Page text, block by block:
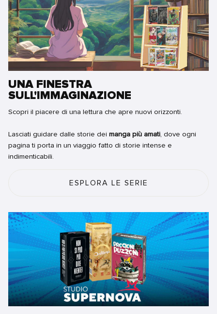
UNA FINESTRA
SULL'IMMAGINAZIONE
Scopri il piacere di una lettura che apre nuovi orizzonti.
Lasciati guidare dalle storie dei manga più amati, dove ogni
pagina ti porta in un viaggio fatto di storie intense e
indimenticabili.
ESPLORA LE SERIE